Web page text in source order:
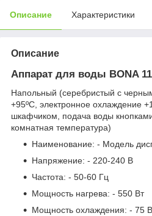
Описание Характеристики
Описание
Аппарат для воды BONA
Напольный (серебристый с
+95ºС, электронное охлаждение
шкафчиком, подача воды
комнатная температура)
Наименование: - Модель
Напряжение: - 220-240 В
Частота: - 50-60 Гц
Мощность нагрева: - 550 Вт
Мощность охлаждения: - 75